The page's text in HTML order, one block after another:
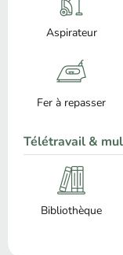
Aspirateur
Fer à repasser
Télétravail &
Bibliothèque